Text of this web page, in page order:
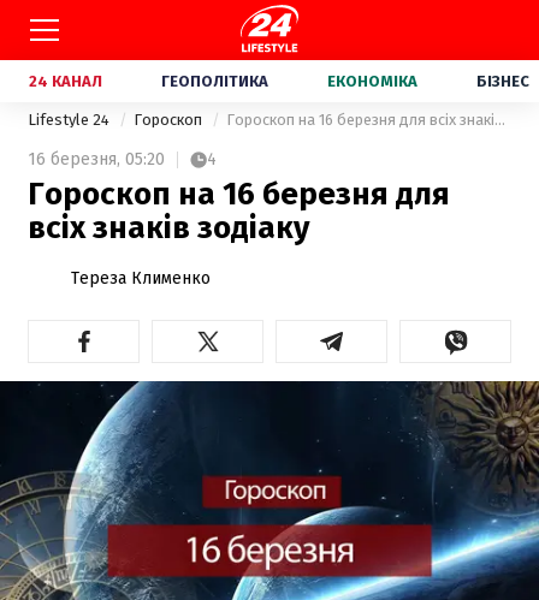
24 КАНАЛ ГЕОПОЛІТИКА ЕКОНОМІКА БІЗНЕС
Lifestyle 24 Гороскоп Гороскоп на 16 березня для всіх знаків зодіаку
16 березня, 05:20 4
Гороскоп на 16 березня для
всіх знаків зодіаку
Тереза Клименко